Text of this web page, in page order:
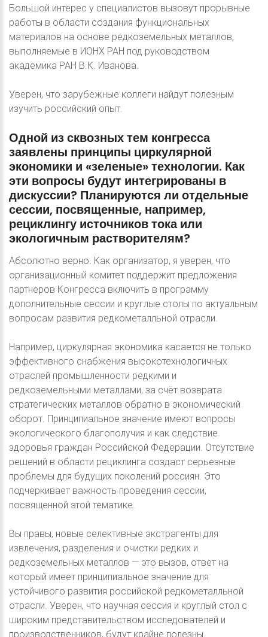
Большой интерес у специалистов вызовут прорывные
работы в области создания функциональных
материалов на основе редкоземельных металлов,
выполняемые в ИОНХ РАН под руководством
академика РАН В.К. Иванова.
Уверен, что зарубежные коллеги найдут полезным
изучить российский опыт.
Одной изсквозныхтем конгресса
заявлены принципы циркулярной
экономики и «зеленые»технологии. Как
эти вопросы будут интегрированы в
дискуссии? Планируются ли отдельные
сессии, посвященные, например,
рециклингу источниковтока или
экологичным растворителям?
Абсолютно верно. Как организатор, я уверен, что
организационный комитет поддержит предложения
партнеров Конгресса включить в программу
дополнительные сессии и круглые столы по актуальным
вопросам развития редкометалльной отрасли.
Например, циркулярная экономика касается не только
эффективного снабжения высокотехнологичных
отраслей промышленности редкими и
редкоземельными металлами, за счёт возврата
стратегических металлов обратно в экономический
оборот. Принципиальное значение имеют вопросы
экологического благополучия и как следствие
здоровья граждан Российской Федерации. Отсутствие
решений в области рециклинга создаст серьезные
проблемы для будущих поколений россиян. Это
подчеркивает важность проведения сессии,
посвященной этой тематике.
Вы правы, новые селективные экстрагенты для
извлечения, разделения и очистки редких и
редкоземельных металлов — это вызов, ответ на
который имеет принципиальное значение для
устойчивого развития российской редкометалльной
отрасли. Уверен, что научная сессия и круглый стол с
широким представительством исследователей и
производственников, будут крайне полезны.